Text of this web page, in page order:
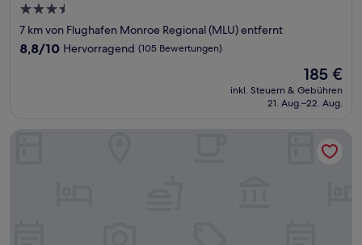
3.5-
Sterne-
Unterkunft
7 km von Flughafen Monroe Regional (MLU) entfernt
8.8
8,8/10 Hervorragend (105 Bewertungen)
Der
Preis
beträgt
185 €
inkl. Steuern & Gebühren
21. Aug.–22. Aug.